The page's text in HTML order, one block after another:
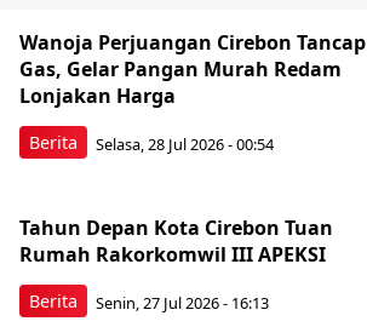
Berita
Wanoja Perjuangan Cirebon Tancap
Gas, Gelar Pangan Murah Redam
Lonjakan Harga
Selasa, 28 Jul 2026 - 00:54
Berita
Tahun Depan Kota Cirebon Tuan
Rumah Rakorkomwil III APEKSI
Senin, 27 Jul 2026 - 16:13